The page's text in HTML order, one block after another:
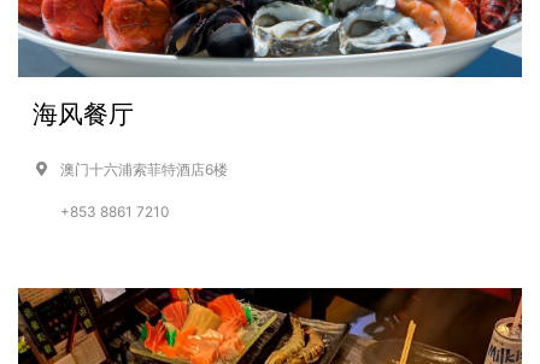
海风餐厅
澳门十六浦索菲特酒店6楼
+853 8861 7210